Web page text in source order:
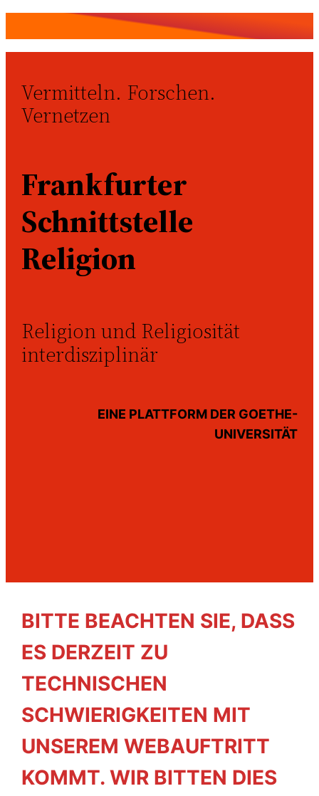
Vermitteln. Forschen.
Vernetzen
Frankfurter
Schnittstelle
Religion
Religion und Religiosität
interdisziplinär
EINE PLATTFORM DER GOETHE-
UNIVERSITÄT
BITTE BEACHTEN SIE, DASS
ES DERZEIT ZU
TECHNISCHEN
SCHWIERIGKEITEN MIT
UNSEREM WEBAUFTRITT
KOMMT. WIR BITTEN DIES